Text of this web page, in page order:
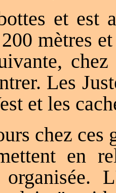
et est
mètres
Les
et les
chez
en
organisée.